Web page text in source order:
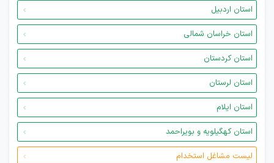
استان اردبیل
استان خراسان شمالی
استان کردستان
استان لرستان
استان ایلام
استان کهگیلویه و بویراحمد
لیست مشاغل استخدام